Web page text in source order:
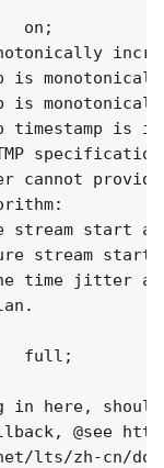
on;
is
is
timestamp is
cannot
stream start
stream start
time jitter
full;
in here,
@see
lts/zh-cn/